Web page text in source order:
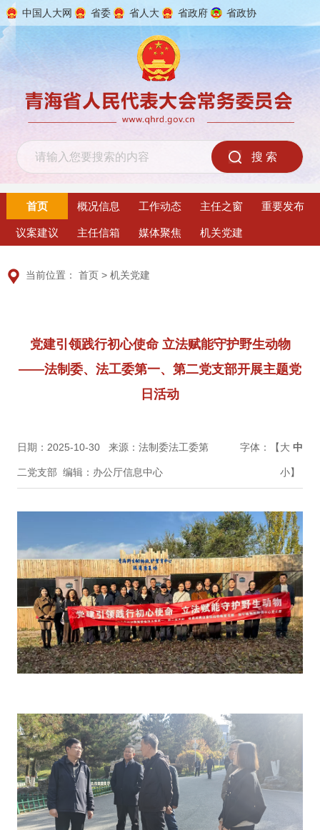
中国人大网 省委 省人大 省政府 省政协
首页 概况信息 工作动态 主任之窗 重要发布
议案建议 主任信箱 媒体聚焦 机关党建
当前位置：首页 >机关党建
党建引领践行初心使命 立法赋能守护野生动物
——法制委、法工委第一、第二党支部开展主题党
日活动
日期：2025-10-30 来源：法制委法工委第
二党支部 编辑：办公厅信息中心
字体：【大 中
小】